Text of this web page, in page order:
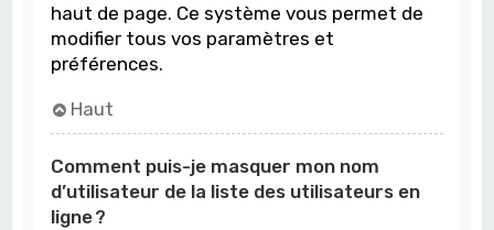
haut de page. Ce système vous permet de
modifier tous vos paramètres et
préférences.
Haut
Comment puis-je masquer mon nom
d’utilisateur de la liste des utilisateurs en
ligne ?